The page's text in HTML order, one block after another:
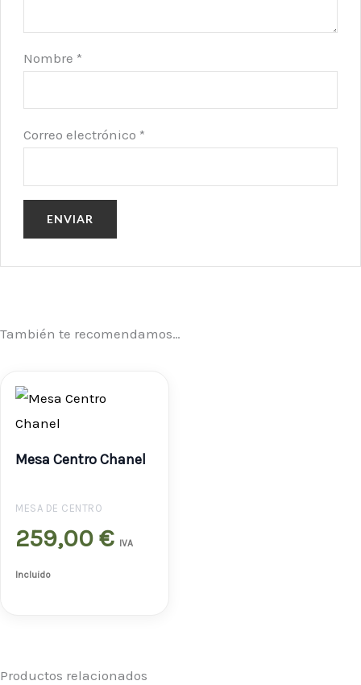
Nombre *
Correo electrónico *
También te recomendamos…
Mesa Centro Chanel
MESA DE CENTRO
259,00€ IVA
Incluido
Productos relacionados